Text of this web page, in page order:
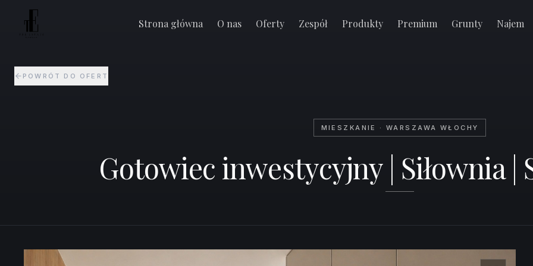
Strona główna O nas Oferty Zespół Produkty Premium Grunty Najem
POWRÓT DO OFERT
MIESZKANIE · WARSZAWA WŁOCHY
Gotowiec inwestycyjny | Siłownia |
Gotowiec inwestycyjny | Siłownia | Sauna | Balkon
Warszawa Włochy